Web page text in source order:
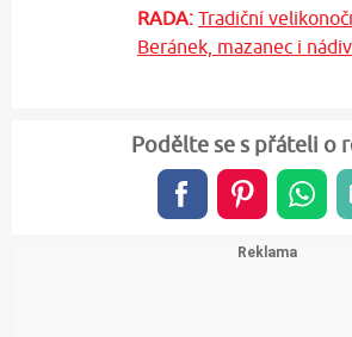
RADA: Tradiční
Beránek, mazanec i
Podělte se s přáteli o